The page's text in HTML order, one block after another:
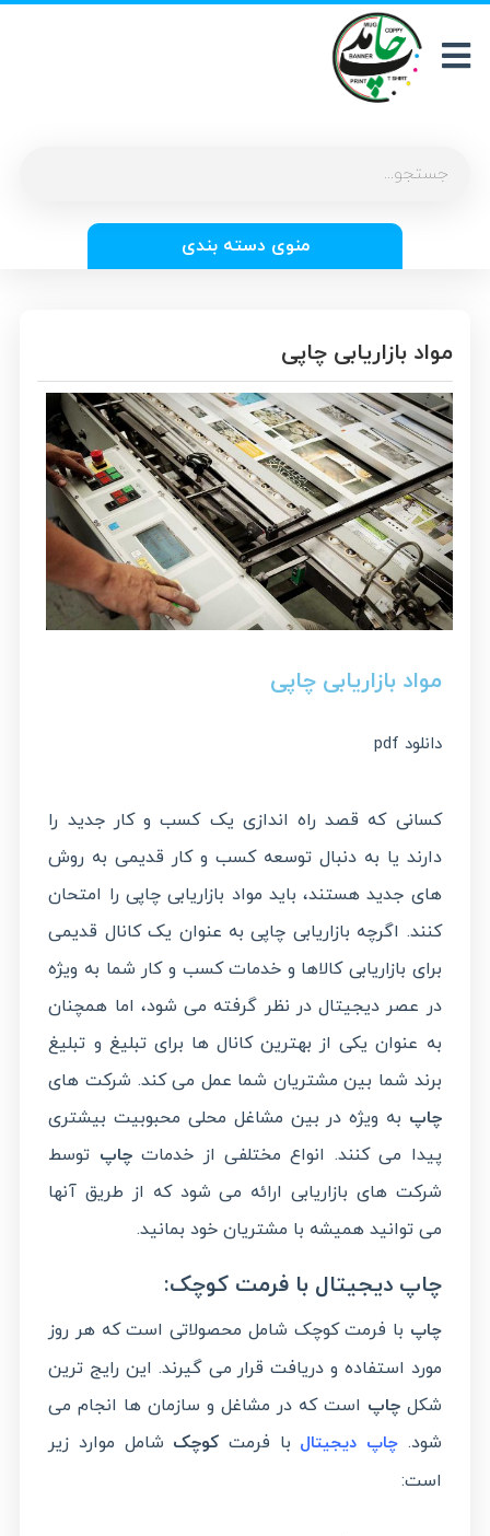
منوی دسته بندی
مواد بازاریابی چاپی
مواد بازاریابی چاپی
دانلود pdf
کسانی که قصد راه اندازی یک کسب و کار جدید را
دارند یا به دنبال توسعه کسب و کار قدیمی به روش
های جدید هستند، باید مواد بازاریابی چاپی را امتحان
کنند. اگرچه بازاریابی چاپی به عنوان یک کانال قدیمی
برای بازاریابی کالاها و خدمات کسب و کار شما به ویژه
در عصر دیجیتال در نظر گرفته می شود، اما همچنان
به عنوان یکی از بهترین کانال ها برای تبلیغ و تبلیغ
برند شما بین مشتریان شما عمل می کند. شرکت های
چاپ به ویژه در بین مشاغل محلی محبوبیت بیشتری
پیدا می کنند. انواع مختلفی از خدماتچاپ توسط
شرکت های بازاریابی ارائه می شود که از طریق آنها
می توانید همیشه با مشتریان خود بمانید.
چاپ دیجیتال با فرمت کوچک:
چاپ با فرمت کوچک شامل محصولاتی است که هر روز
مورد استفاده و دریافت قرار می گیرند. این رایج ترین
شکلچاپ است که در مشاغل و سازمان ها انجام می
شود.چاپ دیجیتال با فرمت کوچک شامل موارد زیر
است: